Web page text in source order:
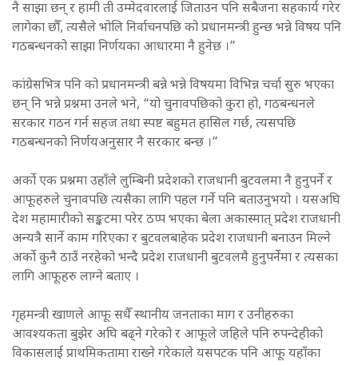
नै साझा छन् र हामी ती उम्मेदवारलाई जिताउन पनि सबैजना सहकार्य गरेर
लागेका छौँ, त्यसैले भोलि निर्वाचनपछि को प्रधानमन्त्री हुन्छ भन्ने विषय पनि
गठबन्धनको साझा निर्णयका आधारमा नै हुनेछ ।”
कांग्रेसभित्र पनि को प्रधानमन्त्री बन्ने भन्ने विषयमा विभिन्न चर्चा सुरु भएका
छन् नि भन्ने प्रश्नमा उनले भने, “यो चुनावपछिको कुरा हो, गठबन्धनले
सरकार गठन गर्न सहज तथा स्पष्ट बहुमत हासिल गर्छ, त्यसपछि
गठबन्धनको निर्णयअनुसार नै सरकार बन्छ ।”
अर्को एक प्रश्नमा उहाँले लुम्बिनी प्रदेशको राजधानी बुटवलमा नै हुनुपर्ने र
आफूहरुले चुनावपछि त्यसैका लागि पहल गर्ने पनि बताउनुभयो । यसअघि
देश महामारीको सङ्कटमा परेर ठप्प भएका बेला अकास्मात् प्रदेश राजधानी
अन्यत्रै सार्ने काम गरिएका र बुटवलबाहेक प्रदेश राजधानी बनाउन मिल्ने
अर्को कुनै ठाउँ नरहेको भन्दै प्रदेश राजधानी बुटवलमै हुनुपर्नेमा र त्यसका
लागि आफूहरु लाग्ने बताए ।
गृहमन्त्री खाणले आफू सधैँ स्थानीय जनताका माग र उनीहरुका
आवश्यकता बुझेर अघि बढ्ने गरेको र आफूले जहिले पनि रुपन्देहीको
विकासलाई प्राथमिकतामा राख्ने गरेकाले यसपटक पनि आफू यहाँका